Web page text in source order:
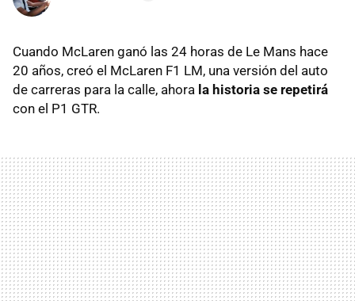
Cuando McLaren ganó las 24 horas de Le Mans hace
20 años, creó el McLaren F1 LM, una versión del auto
de carreras para la calle, ahora la historia se repetirá
con el P1 GTR.